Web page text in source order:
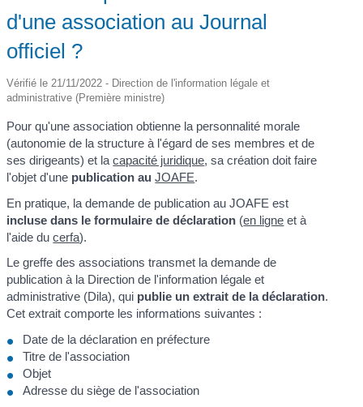
d'une association au Journal
officiel ?
Vérifié le 21/11/2022 - Direction de l'information légale et
administrative (Première ministre)
Pour qu'une association obtienne la personnalité morale
(autonomie de la structure à l'égard de ses membres et de
ses dirigeants) et lacapacité juridique, sa création doit faire
l'objet d'une publication auJOAFE.
En pratique, la demande de publication au JOAFE est
incluse dans le formulaire de déclaration (en ligne et à
l'aide ducerfa).
Le greffe des associations transmet la demande de
publication à la Direction de l'information légale et
administrative (Dila), qui publie un extrait de la déclaration.
Cet extrait comporte les informations suivantes :
Date de la déclaration en préfecture
Titre de l'association
Objet
Adresse du siège de l'association